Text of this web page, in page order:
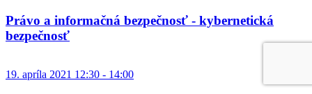
Právo a informačná bezpečnosť - kybernetická
bezpečnosť
19. apríla 2021 12:30 - 14:00